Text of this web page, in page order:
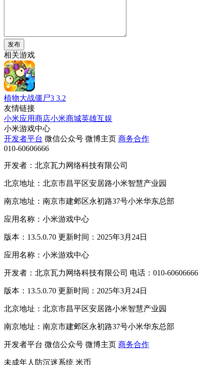
发布
相关游戏
植物大战僵尸3 3.2
友情链接
小米应用商店小米商城英雄互娱
小米游戏中心
开发者平台 微信公众号 微博主页 商务合作
010-60606666
开发者：北京瓦力网络科技有限公司
北京地址：北京市昌平区安居路小米智慧产业园
南京地址：南京市建邺区永初路37号小米华东总部
应用名称：小米游戏中心
版本：13.5.0.70 更新时间：2025年3月24日
应用名称：小米游戏中心
开发者：北京瓦力网络科技有限公司 电话：010-60606666
版本：13.5.0.70 更新时间：2025年3月24日
北京地址：北京市昌平区安居路小米智慧产业园
南京地址：南京市建邺区永初路37号小米华东总部
开发者平台 微信公众号 微博主页 商务合作
未成年人防沉迷系统 米币